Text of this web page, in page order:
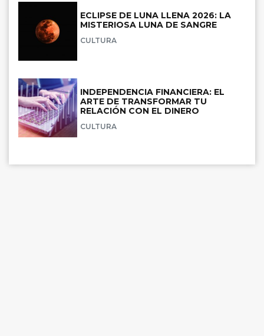
ECLIPSE DE LUNA LLENA 2026: LA
MISTERIOSA LUNA DE SANGRE
CULTURA
INDEPENDENCIA FINANCIERA: EL
ARTE DE TRANSFORMAR TU
RELACIÓN CON EL DINERO
CULTURA